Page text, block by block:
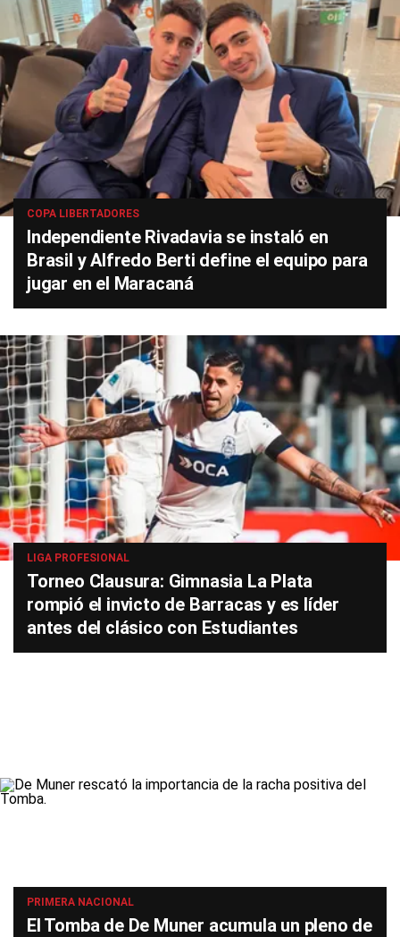
COPA LIBERTADORES
Independiente Rivadavia se instaló en
Brasil y Alfredo Berti define el equipo para
jugar en el Maracaná
LIGA PROFESIONAL
Torneo Clausura: Gimnasia La Plata
rompió el invicto de Barracas y es líder
antes del clásico con Estudiantes
PRIMERA NACIONAL
El Tomba de De Muner acumula un pleno de